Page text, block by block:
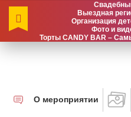
Выездная
Организация
Фото и
Торты CANDY BAR –
О мероприятии